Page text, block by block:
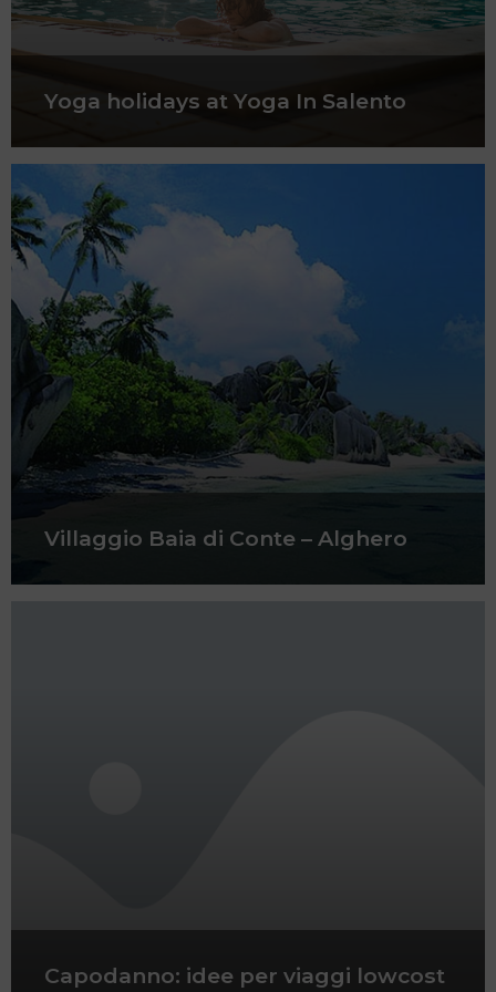
Yoga holidays at Yoga In Salento
Villaggio Baia di Conte – Alghero
Capodanno: idee per viaggi lowcost